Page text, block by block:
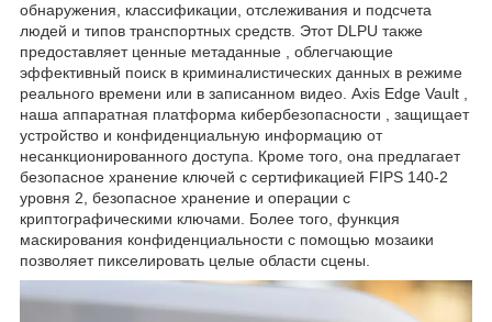
обнаружения, классификации, отслеживания и подсчета
людей и типов транспортных средств. Этот DLPU также
предоставляет ценные метаданные , облегчающие
эффективный поиск в криминалистических данных в режиме
реального времени или в записанном видео. Axis Edge Vault ,
наша аппаратная платформа кибербезопасности , защищает
устройство и конфиденциальную информацию от
несанкционированного доступа. Кроме того, она предлагает
безопасное хранение ключей с сертификацией FIPS 140-2
уровня 2, безопасное хранение и операции с
криптографическими ключами. Более того, функция
маскирования конфиденциальности с помощью мозаики
позволяет пикселировать целые области сцены.